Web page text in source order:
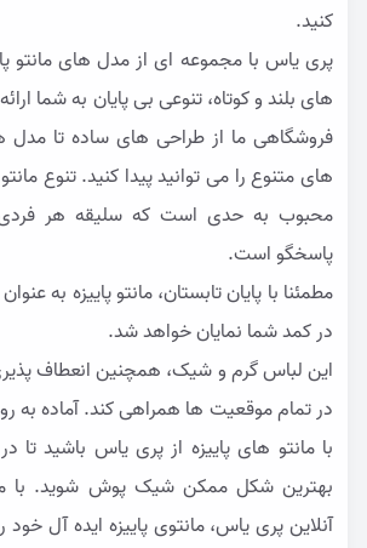
کنید.
پری یاس با مجموعه ای از مدل های مانتو
های بلند و کوتاه، تنوعی بی پایان به شما
فروشگاهی ما از طراحی های ساده تا مدل
های متنوع را می توانید پیدا کنید. تنوع
محبوب به حدی است که سلیقه هر فردی
پاسخگو است.
مطمئنا با پایان تابستان، مانتو پاییزه به
در کمد شما نمایان خواهد شد.
این لباس گرم و شیک، همچنین انعطاف پذیری
در تمام موقعیت ها همراهی کند. آماده به
با مانتو های پاییزه از پری یاس باشید
بهترین شکل ممکن شیک پوش شوید. با
آنلاین پری یاس، مانتوی پاییزه ایده آل